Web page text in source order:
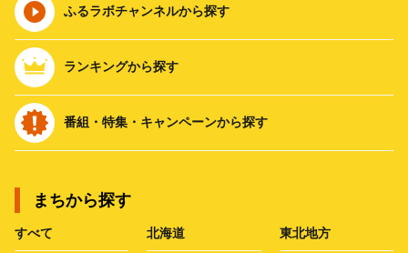
ふるラボチャンネルから探す
ランキングから探す
番組・特集・キャンペーンから探す
まちから探す
すべて 北海道 東北地方